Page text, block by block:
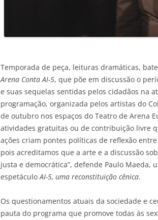
Temporada de peça, leituras dramáticas,
Arena Conta AI-5, que põe em discussão o
e suas sequelas sentidas pelos cidadãos na
programação, organizada pelos artistas do
de outubro nos espaços do Teatro de Arena
atividades gratuitas ou de contribuição livre
ações criam pontes políticas de reflexão
pois acreditamos que a arte e a discussão
justa e democrática”, defende Paulo
espetáculoAI-5, uma reconstituição cênica.
Os questionamentos atuais da sociedade e
pauta do programa que promove todas às